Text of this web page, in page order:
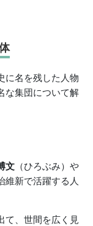
に名を残した人物
な集団について解
文 （ひろぶみ）や
維新で活躍する人
て、世間を広く見